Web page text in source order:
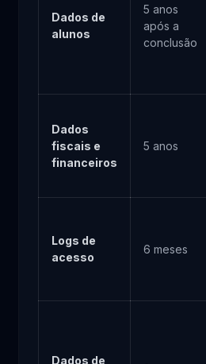
Dados de
alunos
5 anos
após a
conclusão
Dados
fiscais e
financeiros
5 anos
Logs de
acesso
6 meses
Dados de